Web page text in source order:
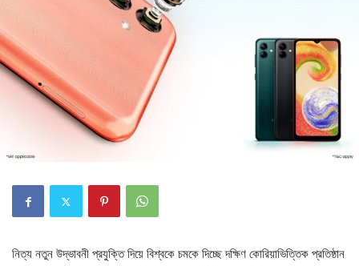
নিত্য নতুন উদ্ভাবনী প্রযুক্তি দিয়ে বিশ্বকে চমকে দিচ্ছে দক্ষিণ কোরিয়াভিত্তিক প্রতিষ্ঠান